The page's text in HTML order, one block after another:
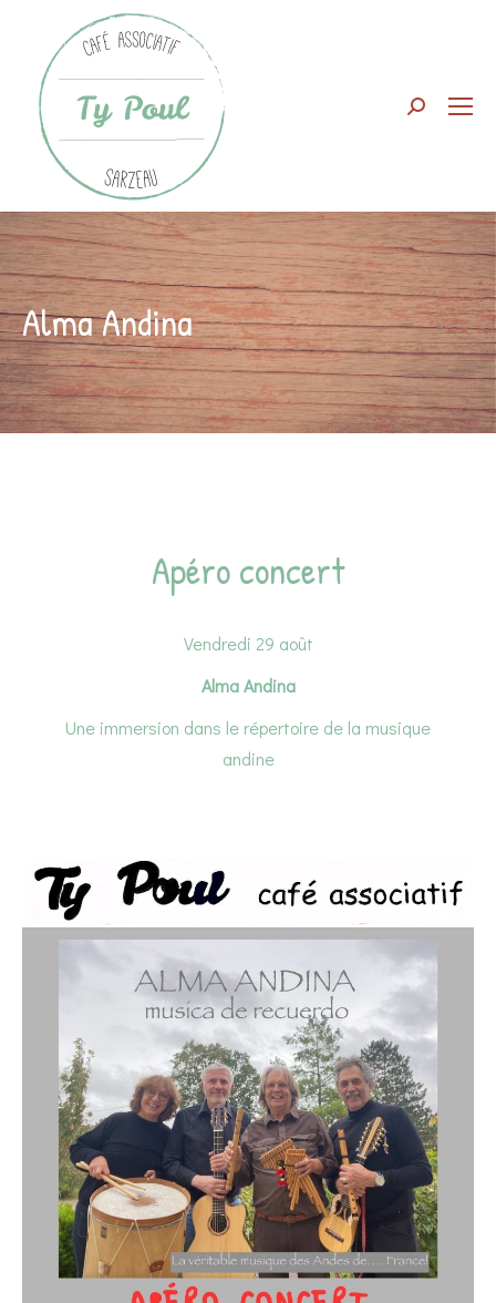
Search:
Alma Andina
Apéro concert
Vendredi 29 août
Alma Andina
Une immersion dans le répertoire de la musique
andine